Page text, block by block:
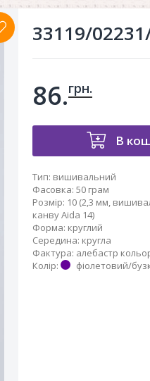
33119/
86.грн.
В
Тип: вишивальний
Фасовка: 50 грам
Розмір: 10 (2,3 мм,
канву Aida 14)
Форма: круглий
Середина: кругла
Фактура: алебастр
Колір: фіолетовий/